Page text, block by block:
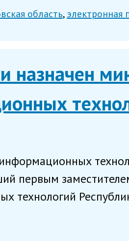
область электронная
назначен
первым
технологий